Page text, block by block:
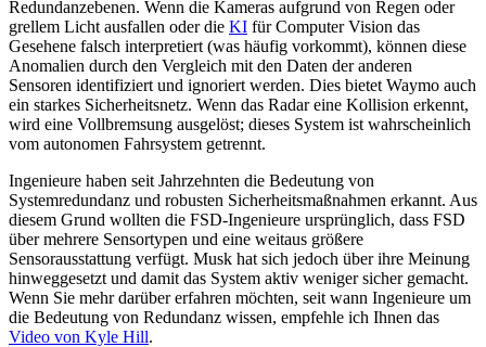
Redundanzebenen. Wenn die Kameras aufgrund von Regen oder
grellem Licht ausfallen oder die KI für Computer Vision das
Gesehene falsch interpretiert (was häufig vorkommt), können diese
Anomalien durch den Vergleich mit den Daten der anderen
Sensoren identifiziert und ignoriert werden. Dies bietet Waymo auch
ein starkes Sicherheitsnetz. Wenn das Radar eine Kollision erkennt,
wird eine Vollbremsung ausgelöst; dieses System ist wahrscheinlich
vom autonomen Fahrsystem getrennt.
Ingenieure haben seit Jahrzehnten die Bedeutung von
Systemredundanz und robusten Sicherheitsmaßnahmen erkannt. Aus
diesem Grund wollten die FSD-Ingenieure ursprünglich, dass FSD
über mehrere Sensortypen und eine weitaus größere
Sensorausstattung verfügt. Musk hat sich jedoch über ihre Meinung
hinweggesetzt und damit das System aktiv weniger sicher gemacht.
Wenn Sie mehr darüber erfahren möchten, seit wann Ingenieure um
die Bedeutung von Redundanz wissen, empfehle ich Ihnen das
Video von Kyle Hill.